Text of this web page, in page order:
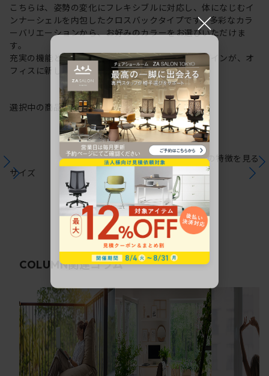
こちらは、姿勢の変化にフレキシブルに対応し、体になじむイ
ンナーシェルを内包したクロスバックタイプです。多彩なカラ
ーバリエーションから、お好みのカラーをお選びいただけま
す。
充実の機能と一体となった透明感のある美しいデザインが、オ
フィスに新しい風を運びます。
選択中の商品情報保証注意事項
サイズ
シリーズの特徴を見る
COLUMN関連コラム
×